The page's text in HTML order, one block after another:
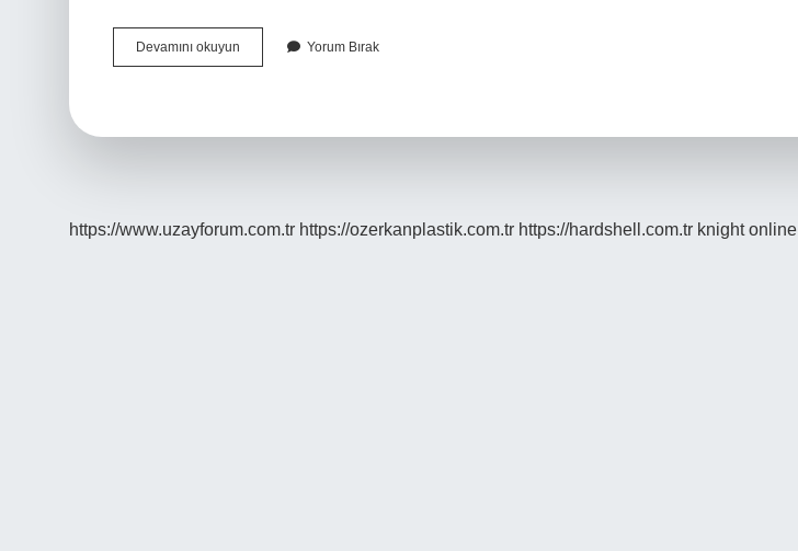
Devamını okuyun
Nasıl
Yorum Bırak
https://www.uzayforum.com.tr https://ozerkanplastik.com.tr https://hardshell.com.tr knight online